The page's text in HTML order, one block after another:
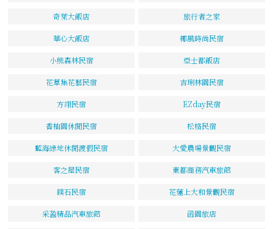
奇萊大飯店 旅行者之家
華心大飯店 椰風時尚民宿
小熊森林民宿 亞士都飯店
花草集花藝民宿 吉琍林園民宿
方翊民宿 EZday民宿
香柚園休閒民宿 松格民宿
藍海綠地休閒渡假民宿 大愛農場景觀民宿
客之屋民宿 東都商務汽車旅館
鏷石民宿 花蓮上大和景觀民宿
采盈精品汽車旅館 函園旅店